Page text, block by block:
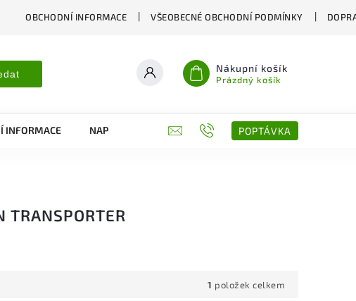
OBCHODNÍ INFORMACE VŠEOBECNÉ OBCHODNÍ PODMÍNKY
Nákupní košík
Prázdný košík
INFORMACE NAPIŠTE NÁM KONTAKTY POPTÁVKA
TRANSPORTER
1 položek celkem